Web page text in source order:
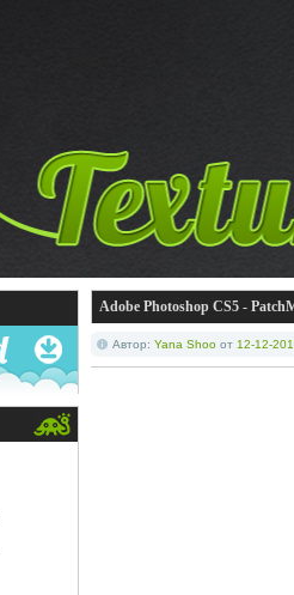
Adobe Photoshop CS5 -
Автор: Yana Shooот 12-12-